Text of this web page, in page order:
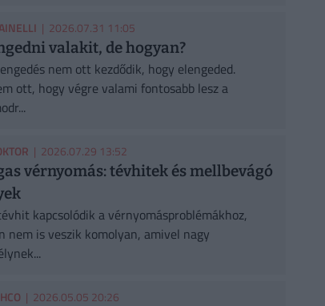
| 2026.07.31 11:05
valakit, de hogyan?
nem ott kezdődik, hogy elengeded.
ott, hogy végre valami fontosabb lesz a
| 2026.07.29 13:52
vérnyomás: tévhitek és mellbevágó
kapcsolódik a vérnyomásproblémákhoz,
nem is veszik komolyan, amivel nagy
| 2026.05.05 20:26